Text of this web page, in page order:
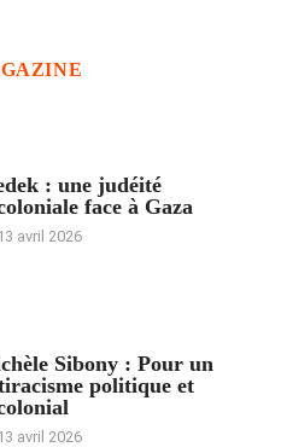
: une judéité
face à Gaza
avril 2026
Sibony : Pour un
politique et
avril 2026